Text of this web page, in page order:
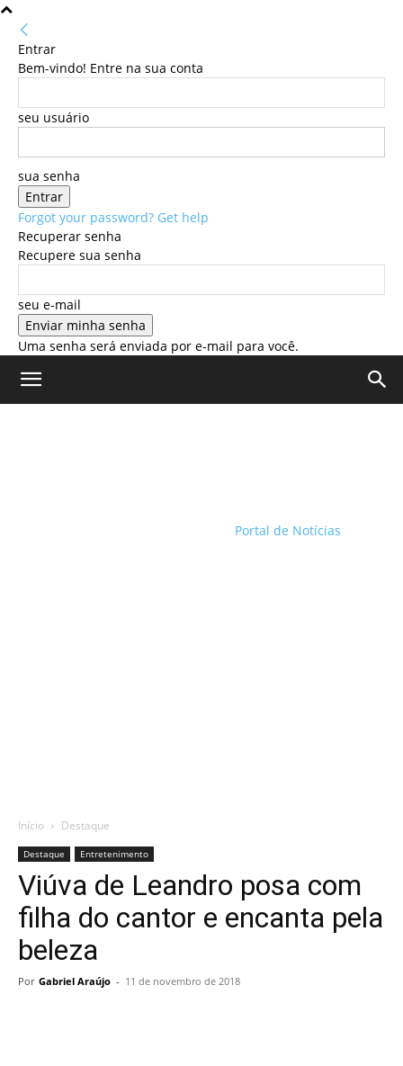
Entrar
Bem-vindo! Entre na sua conta
seu usuário
sua senha
Forgot your password? Get help
Recuperar senha
Recupere sua senha
seu e-mail
Uma senha será enviada por e-mail para você.
Portal de Notícias
Início Destaque
Destaque Entretenimento
Viúva de Leandro posa com
filha do cantor e encanta pela
beleza
Por Gabriel Araújo - 11 de novembro de 2018